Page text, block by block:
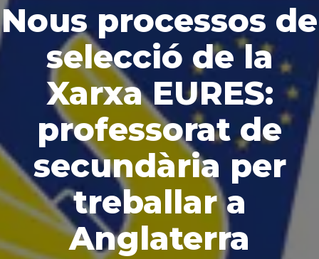
Nous processos de
selecció de la
Xarxa EURES:
professorat de
secundària per
treballar a
Anglaterra